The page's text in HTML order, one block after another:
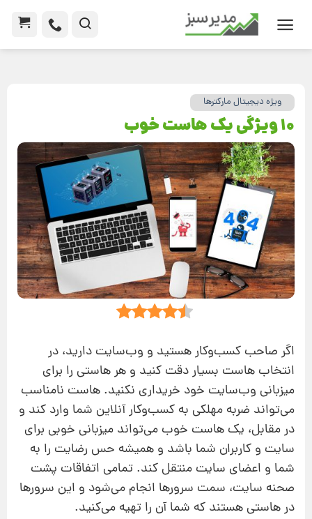
ویژه دیجیتال مارکترها
10 ویژگی یک هاست خوب
اگر صاحب کسب‌وکار هستید و وب‌سایت دارید، در
انتخاب هاست بسیار دقت کنید و هر هاستی را برای
میزبانی وب‌سایت خود خریداری نکنید. هاست نامناسب
می‌تواند ضربه مهلکی به کسب‌وکار آنلاین شما وارد کند و
در مقابل، یک هاست خوب می‌تواند میزبانی خوبی برای
سایت و کاربران شما باشد و همیشه حس رضایت را به
شما و اعضای سایت منتقل کند. تمامی اتفاقات پشت
صحنه سایت، سمت سرورها انجام می‌شود و این سرورها
در هاستی هستند که شما آن را تهیه می‌کنید.